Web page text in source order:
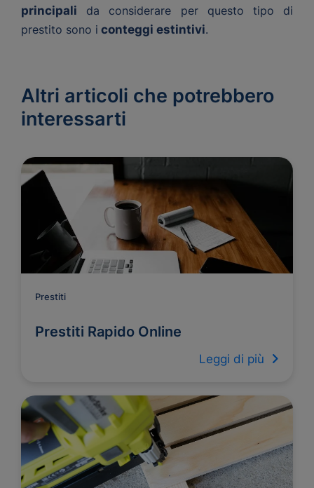
principali da considerare per questo tipo di
prestito sono i conteggi estintivi.
Altri articoli che potrebbero
interessarti
Prestiti
Prestiti Rapido Online
Leggi di più